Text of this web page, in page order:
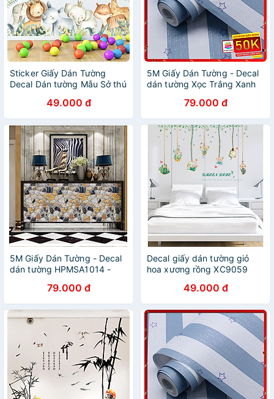
Sticker Giấy Dán Tường
Decal Dán tường Mẫu Sở thú
49.000 đ
5M Giấy Dán Tường - Decal
dán tường Xọc Trắng Xanh
79.000 đ
5M Giấy Dán Tường - Decal
dán tường HPMSA1014 -
79.000 đ
Decal giấy dán tường giỏ
hoa xương rồng XC9059
49.000 đ